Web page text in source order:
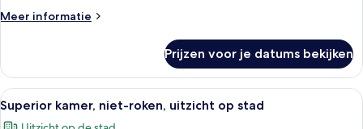
baai
Meer informatie
Meer
kamer,
niet-
roken,
uitzicht
Prijzen voor je datums bekijken
Alle
foto's
Hotelkamer met groot raam en
5
Superior kamer, niet-roken, uitzicht op stad